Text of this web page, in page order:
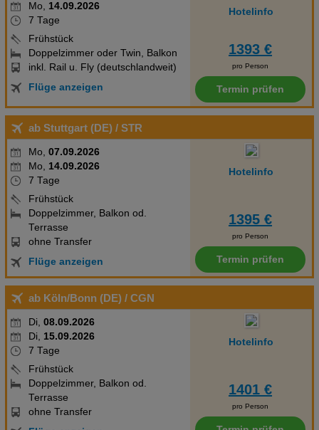
Mo, 14.09.2026
7 Tage
Frühstück
Doppelzimmer oder Twin, Balkon
inkl. Rail u. Fly (deutschlandweit)
Flüge anzeigen
Hotelinfo
1393 €
pro Person
Termin prüfen
ab Stuttgart (DE) / STR
Mo, 07.09.2026
Mo, 14.09.2026
7 Tage
Frühstück
Doppelzimmer, Balkon od.
Terrasse
ohne Transfer
Flüge anzeigen
Hotelinfo
1395 €
pro Person
Termin prüfen
ab Köln/Bonn (DE) / CGN
Di, 08.09.2026
Di, 15.09.2026
7 Tage
Frühstück
Doppelzimmer, Balkon od.
Terrasse
ohne Transfer
Hotelinfo
1401 €
pro Person